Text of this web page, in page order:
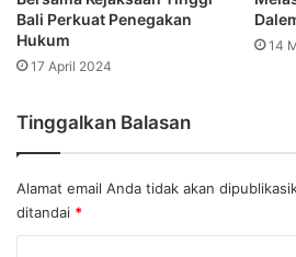
Bali Perkuat Penegakan
Hukum
17 April 2024
14
Tinggalkan Balasan
Alamat email Anda tidak akan
ditandai *